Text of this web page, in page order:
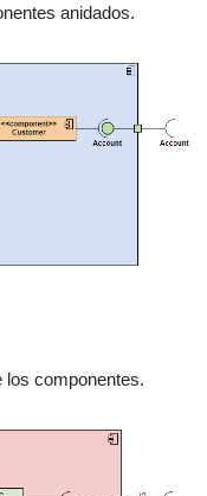
anidados.
los componentes.